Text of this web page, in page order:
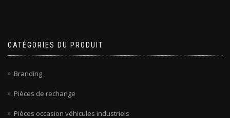
CATÉGORIES DU PRODUIT
Branding
Pièces de rechange
Pièces occasion véhicules industriels